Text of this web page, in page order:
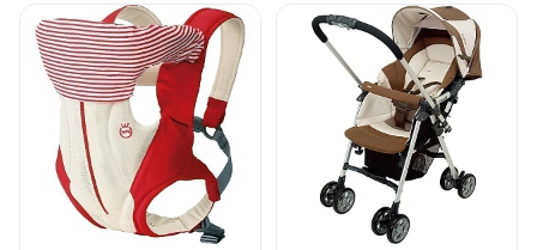
нет в продаже